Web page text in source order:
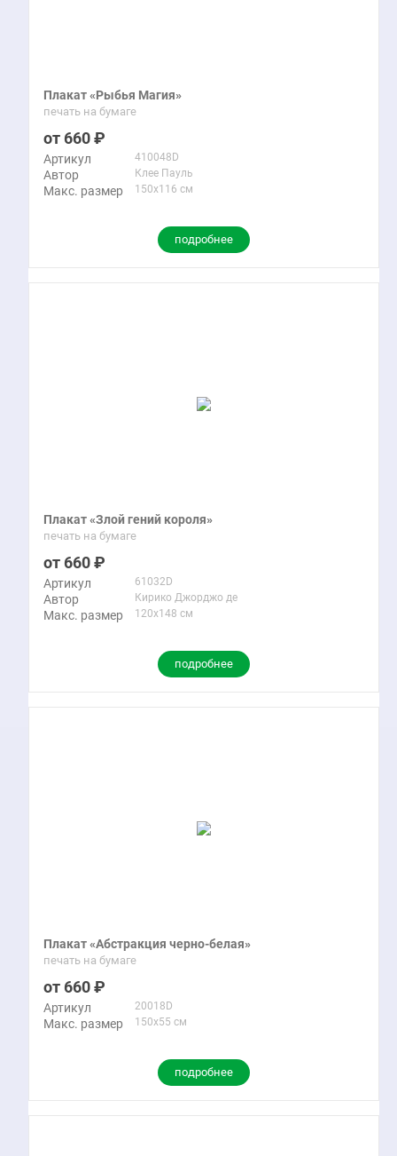
Плакат «Рыбья Магия»
печать на бумаге
660
Артикул 410048D
Автор Клее Пауль
Макс. размер 150x116 см
подробнее
Плакат «Злой гений короля»
печать на бумаге
660
Артикул 61032D
Автор Кирико Джорджо де
Макс. размер 120x148 см
подробнее
Плакат «Абстракция черно-белая»
печать на бумаге
660
Артикул 20018D
Макс. размер 150x55 см
подробнее